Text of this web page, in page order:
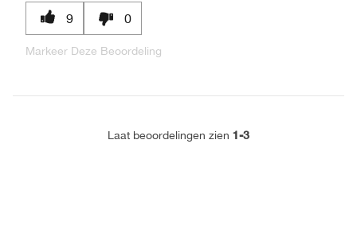
9 0
Markeer Deze Beoordeling
Laat beoordelingen zien 1-3